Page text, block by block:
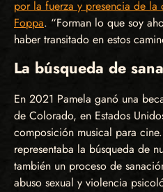
por la fuerza y presencia de la
Foppa. “Forman lo que soy
haber transitado en estos
La búsqueda de
En 2021 Pamela ganó una
de Colorado, en Estados
composición musical para
representaba la búsqueda de
también un proceso de
abuso sexual y violencia